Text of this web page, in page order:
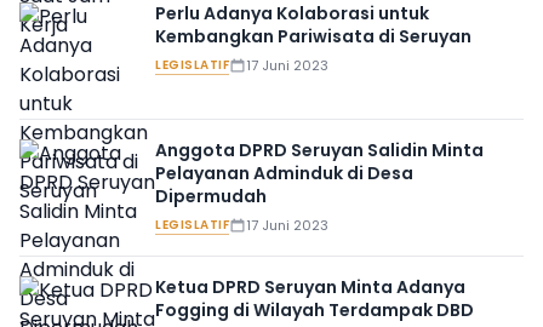
Perlu Adanya Kolaborasi untuk
Kembangkan Pariwisata di Seruyan
LEGISLATIF 17 Juni 2023
Anggota DPRD Seruyan Salidin Minta
Pelayanan Adminduk di Desa
Dipermudah
LEGISLATIF 17 Juni 2023
Ketua DPRD Seruyan Minta Adanya
Fogging di Wilayah Terdampak DBD